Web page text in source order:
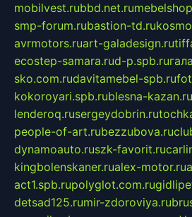
mobilvest.rubbd.net.ru
smp-forum.rubastion-td.ru
avrmotors.ruart-galadesign.ru
ecostep-samara.rud-p.spb.ru
sko.com.rudavitamebel-spb.ru
kokoroyari.spb.rublesna-kazan.ru
lenderoq.rusergeydobrin.ru
people-of-art.rubezzubova.ru
dynamoauto.ruszk-favorit.ru
kingbolenskaner.rualex-motor.ru
act1.spb.rupolyglot.com.ru
detsad125.rumir-zdoroviya.ru